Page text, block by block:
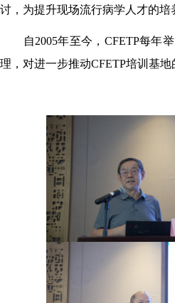
讨，为提升现场流行病学人才的培
自2005年至今，CFETP每年
理，对进一步推动CFETP培训基